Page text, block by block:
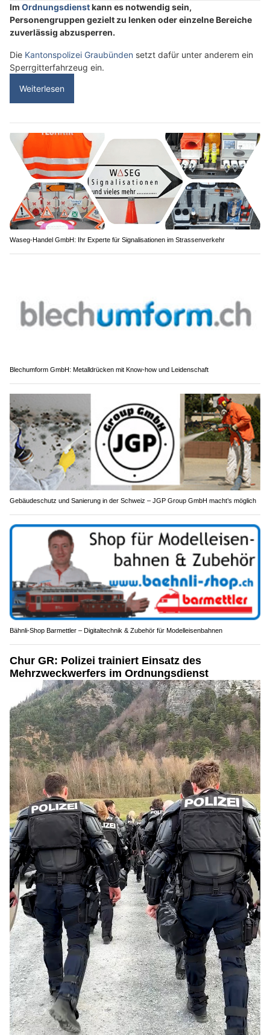
Im Ordnungsdienstkann es notwendig sein,
Personengruppen gezielt zu lenken oder einzelne Bereiche
zuverlässig abzusperren.
Die Kantonspolizei Graubünden setzt dafür unter anderem ein
Sperrgitterfahrzeug ein.
Weiterlesen
Waseg-Handel GmbH: Ihr Experte für Signalisationen im Strassenverkehr
Blechumform GmbH: Metalldrücken mit Know-how und Leidenschaft
Gebäudeschutz und Sanierung in der Schweiz – JGP Group GmbH macht’s möglich
Bähnli-Shop Barmettler – Digitaltechnik & Zubehör für Modelleisenbahnen
Chur GR: Polizei trainiert Einsatz des
Mehrzweckwerfers im Ordnungsdienst